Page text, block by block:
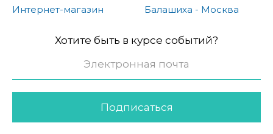
Интернет-магазин
Балашиха - Москва
Хотите быть в курсе событий?
Подписаться